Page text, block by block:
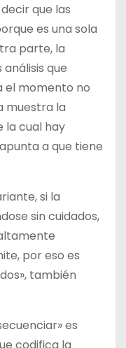
que las
es una sola
parte, la
que
el momento no
muestra la
la cual hay
a que tiene
si la
sin cuidados,
por eso es
también
es
codifica la